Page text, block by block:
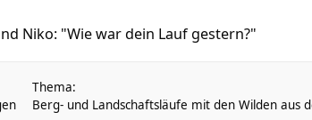
Niko: "Wie war dein Lauf gestern?"
Thema:
Berg- und Landschaftsläufe mit den Wilden aus